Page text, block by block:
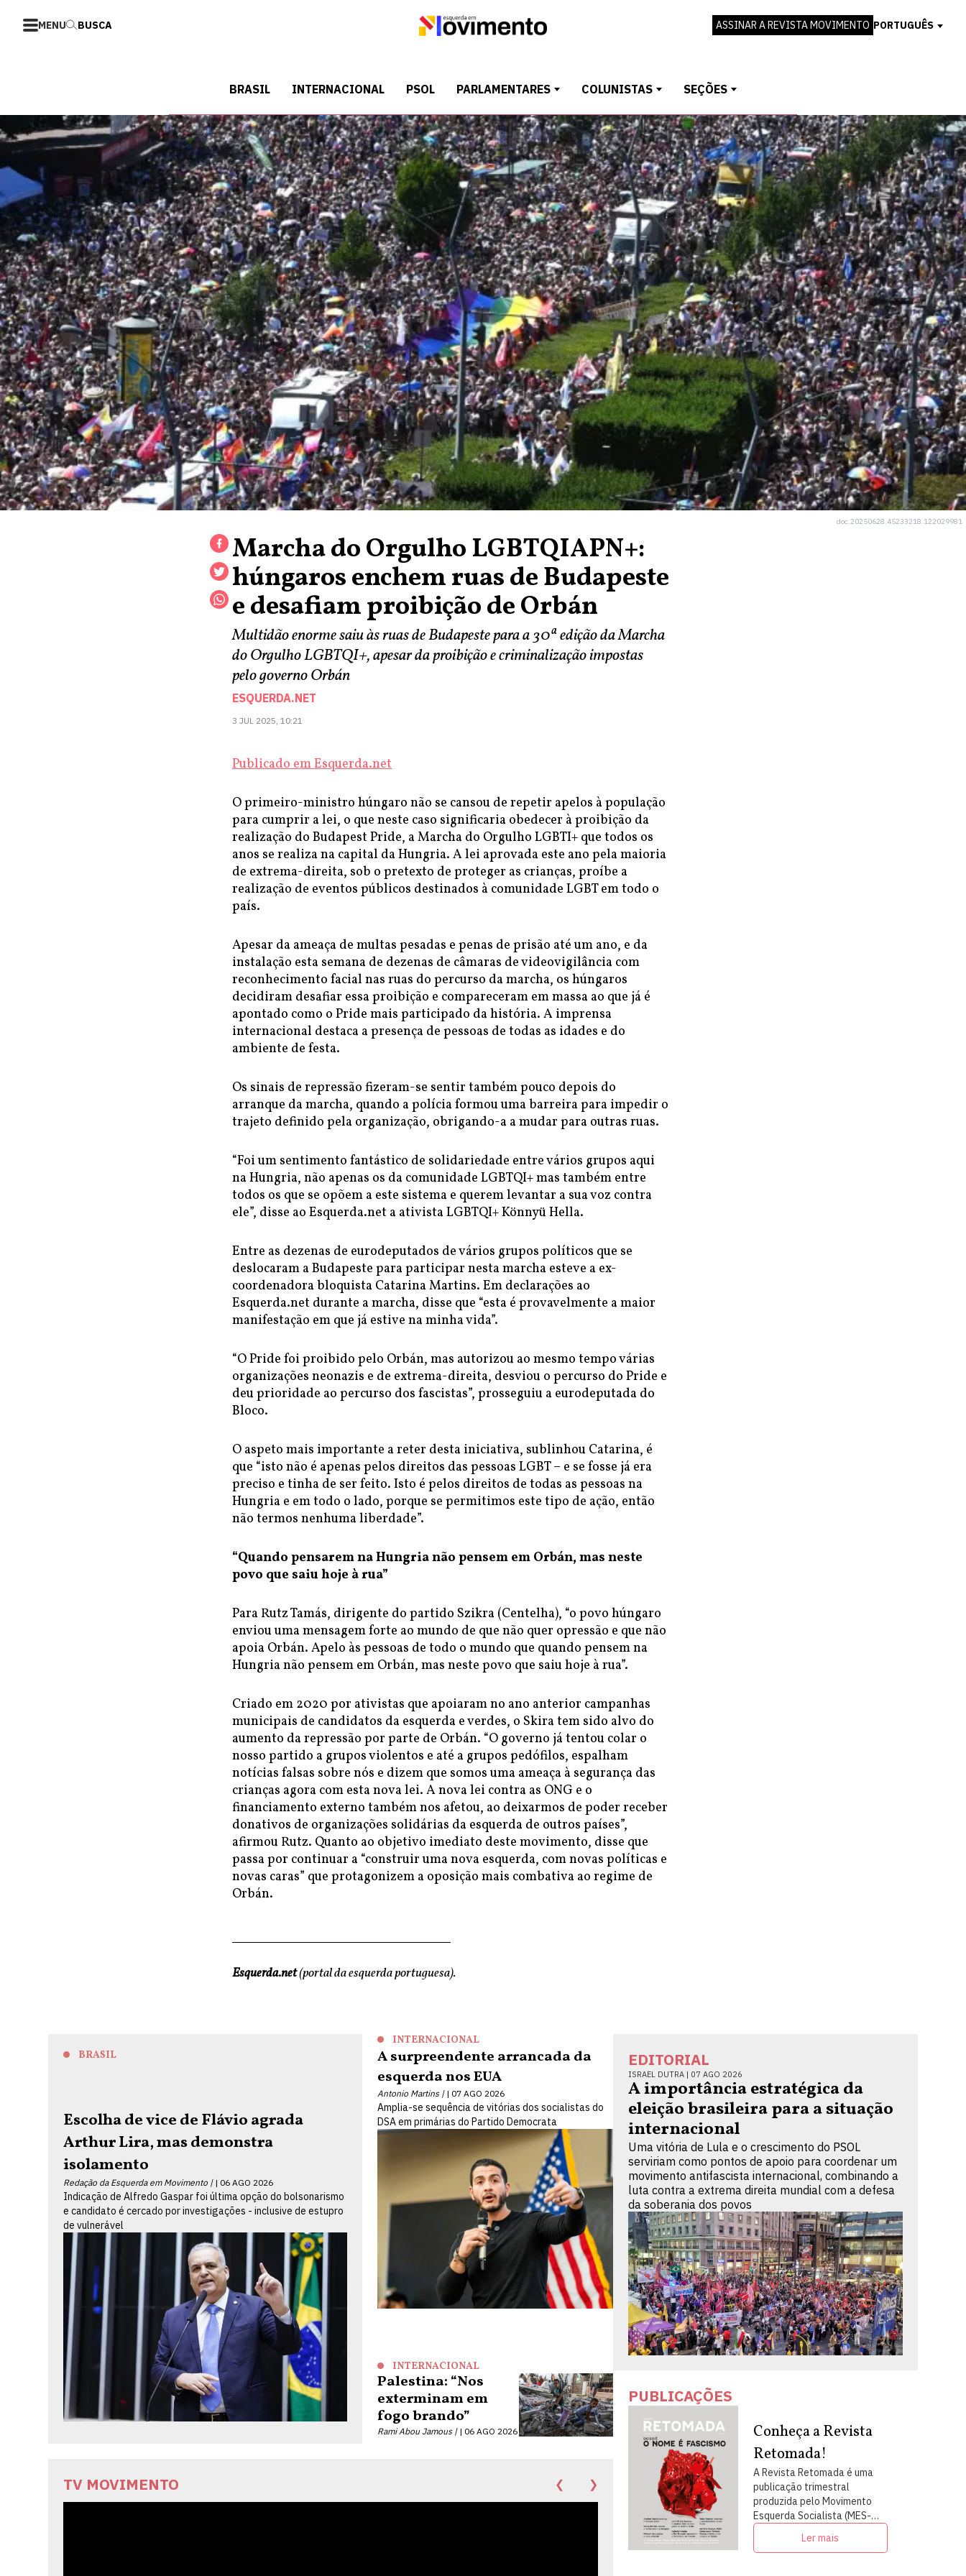
MENU BUSCA ASSINAR A REVISTA MOVIMENTO PORTUGUÊS
BRASIL INTERNACIONAL PSOL PARLAMENTARES COLUNISTAS SEÇÕES
doc.20250628.45233218.122029981
Marcha do Orgulho LGBTQIAPN+:
húngaros enchem ruas de Budapeste
e desafiam proibição de Orbán
Multidão enorme saiu às ruas de Budapeste para a 30ª edição da Marcha
do Orgulho LGBTQI+, apesar da proibição e criminalização impostas
pelo governo Orbán
ESQUERDA.NET
3 JUL 2025, 10:21
Publicado em Esquerda.net
O primeiro-ministro húngaro não se cansou de repetir apelos à população
para cumprir a lei, o que neste caso significaria obedecer à proibição da
realização do Budapest Pride, a Marcha do Orgulho LGBTI+ que todos os
anos se realiza na capital da Hungria. A lei aprovada este ano pela maioria
de extrema-direita, sob o pretexto de proteger as crianças, proíbe a
realização de eventos públicos destinados à comunidade LGBT em todo o
país.
Apesar da ameaça de multas pesadas e penas de prisão até um ano, e da
instalação esta semana de dezenas de câmaras de videovigilância com
reconhecimento facial nas ruas do percurso da marcha, os húngaros
decidiram desafiar essa proibição e compareceram em massa ao que já é
apontado como o Pride mais participado da história. A imprensa
internacional destaca a presença de pessoas de todas as idades e do
ambiente de festa.
Os sinais de repressão fizeram-se sentir também pouco depois do
arranque da marcha, quando a polícia formou uma barreira para impedir o
trajeto definido pela organização, obrigando-a a mudar para outras ruas.
“Foi um sentimento fantástico de solidariedade entre vários grupos aqui
na Hungria, não apenas os da comunidade LGBTQI+ mas também entre
todos os que se opõem a este sistema e querem levantar a sua voz contra
ele”, disse ao Esquerda.net a ativista LGBTQI+ Könnyü Hella.
Entre as dezenas de eurodeputados de vários grupos políticos que se
deslocaram a Budapeste para participar nesta marcha esteve a ex-
coordenadora bloquista Catarina Martins. Em declarações ao
Esquerda.net durante a marcha, disse que “esta é provavelmente a maior
manifestação em que já estive na minha vida”.
“O Pride foi proibido pelo Orbán, mas autorizou ao mesmo tempo várias
organizações neonazis e de extrema-direita, desviou o percurso do Pride e
deu prioridade ao percurso dos fascistas”, prosseguiu a eurodeputada do
Bloco.
O aspeto mais importante a reter desta iniciativa, sublinhou Catarina, é
que “isto não é apenas pelos direitos das pessoas LGBT – e se fosse já era
preciso e tinha de ser feito. Isto é pelos direitos de todas as pessoas na
Hungria e em todo o lado, porque se permitimos este tipo de ação, então
não termos nenhuma liberdade”.
“Quando pensarem na Hungria não pensem em Orbán, mas neste
povo que saiu hoje à rua”
Para Rutz Tamás, dirigente do partido Szikra (Centelha), “o povo húngaro
enviou uma mensagem forte ao mundo de que não quer opressão e que não
apoia Orbán. Apelo às pessoas de todo o mundo que quando pensem na
Hungria não pensem em Orbán, mas neste povo que saiu hoje à rua”.
Criado em 2020 por ativistas que apoiaram no ano anterior campanhas
municipais de candidatos da esquerda e verdes, o Skira tem sido alvo do
aumento da repressão por parte de Orbán. “O governo já tentou colar o
nosso partido a grupos violentos e até a grupos pedófilos, espalham
notícias falsas sobre nós e dizem que somos uma ameaça à segurança das
crianças agora com esta nova lei. A nova lei contra as ONG e o
financiamento externo também nos afetou, ao deixarmos de poder receber
donativos de organizações solidárias da esquerda de outros países”,
afirmou Rutz. Quanto ao objetivo imediato deste movimento, disse que
passa por continuar a “construir uma nova esquerda, com novas políticas e
novas caras” que protagonizem a oposição mais combativa ao regime de
Orbán.
Esquerda.net(portal da esquerda portuguesa).
BRASIL
Escolha de vice de Flávio agrada
Arthur Lira, mas demonstra
isolamento
Redação da Esquerda em Movimento | 06 AGO 2026
Indicação de Alfredo Gaspar foi última opção do bolsonarismo
e candidato é cercado por investigações - inclusive de estupro
de vulnerável
INTERNACIONAL
A surpreendente arrancada da
esquerda nos EUA
Antonio Martins | 07 AGO 2026
Amplia-se sequência de vitórias dos socialistas do
DSA em primárias do Partido Democrata
INTERNACIONAL
Palestina: “Nos
exterminam em
fogo brando”
Rami Abou Jamous | 06 AGO 2026
TV MOVIMENTO ❮ ❯
EDITORIAL
ISRAEL DUTRA | 07 AGO 2026
A importância estratégica da
eleição brasileira para a situação
internacional
Uma vitória de Lula e o crescimento do PSOL
serviriam como pontos de apoio para coordenar um
movimento antifascista internacional, combinando a
luta contra a extrema direita mundial com a defesa
da soberania dos povos
PUBLICAÇÕES
Conheça a Revista
Retomada!
A Revista Retomada é uma
publicação trimestral
produzida pelo Movimento
Esquerda Socialista (MES-
PSOL) em articulação com
intelectuais, militantes e
Ler mais